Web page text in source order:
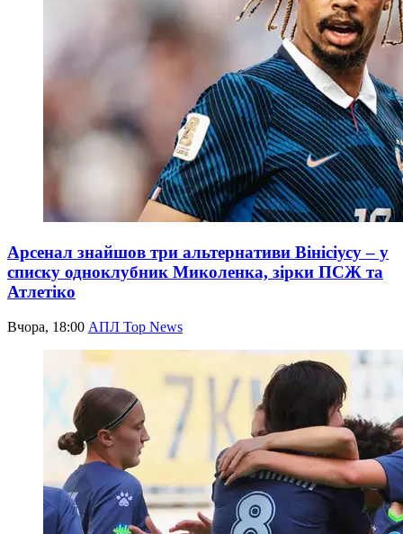
Арсенал знайшов три альтернативи Вінісіусу – у
списку одноклубник Миколенка, зірки ПСЖ та
Атлетіко
Вчора, 18:00 АПЛ Top News